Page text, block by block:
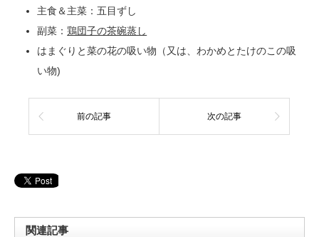
主食＆主菜：五目ずし
副菜：鶏団子の茶碗蒸し
はまぐりと菜の花の吸い物（又は、わかめとたけのこの吸
い物)
前の記事 次の記事
関連記事